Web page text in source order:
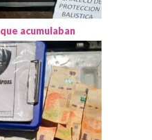
acumulaban